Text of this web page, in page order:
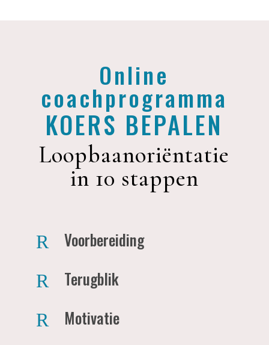
Online
coachprogramma
KOERS BEPALEN
Loopbaanoriëntatie
in 10 stappen
R Voorbereiding
R Terugblik
R Motivatie